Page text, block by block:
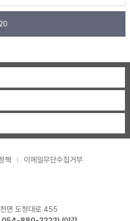
책
이메일무단수집거부
면 도청대로 455